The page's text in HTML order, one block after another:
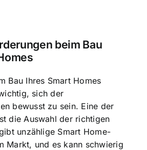
beim Bau
Bau Ihres Smart Homes
sich der
bewusst zu sein. Eine der
die Auswahl der richtigen
unzählige Smart Home-
Markt, und es kann schwierig